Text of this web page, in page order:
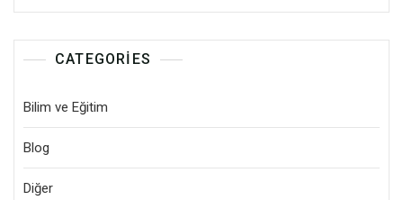
CATEGORIES
Bilim ve Eğitim
Blog
Diğer